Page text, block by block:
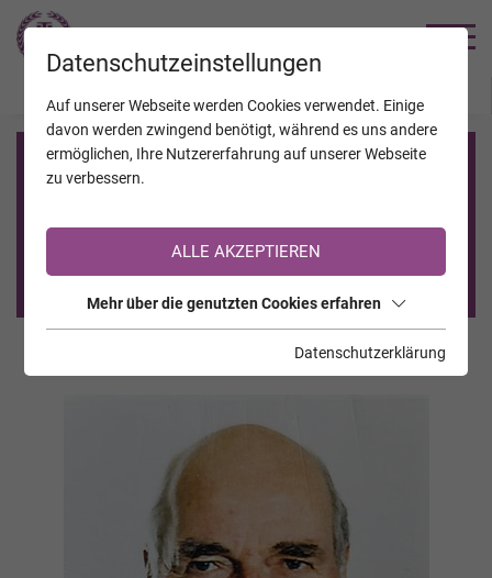
Registrierung auf TrauerHilfe.it
Sie sind noch nicht auf TrauerHilfe.it registriert?
>> zur kostenlosen Registrierung <<
Datenschutzeinstellungen
Auf unserer Webseite werden Cookies verwendet. Einige
davon werden zwingend benötigt, während es uns andere
ermöglichen, Ihre Nutzererfahrung auf unserer Webseite
zu verbessern.
ALLE AKZEPTIEREN
Mehr über die genutzten Cookies erfahren
Datenschutzerklärung
JAHRESTAGE KALENDER VERSTORBENE